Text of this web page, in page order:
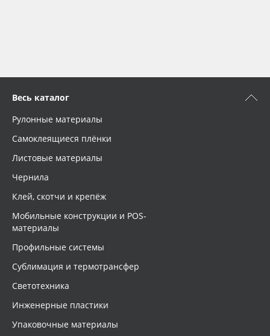
Весь каталог
Рулонные материалы
Самоклеящиеся плёнки
Листовые материалы
Чернила
Клей, скотчи и крепёж
Мобильные конструкции и POS-
материалы
Профильные системы
Сублимация и термотрансфер
Светотехника
Инженерные пластики
Упаковочные материалы